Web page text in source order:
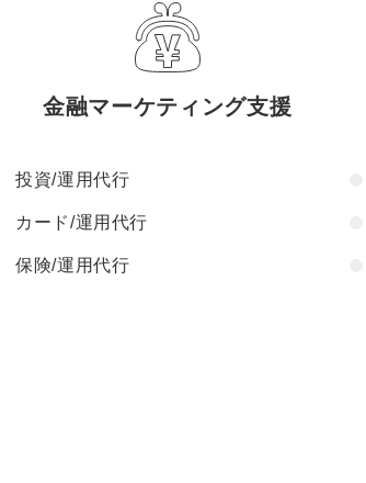
金融マーケティング支援
投資/運用代行
カード/運用代行
保険/運用代行